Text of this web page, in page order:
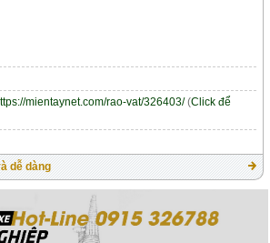
mientaynet.com/rao-vat/326403/(Click để
dễ dàng